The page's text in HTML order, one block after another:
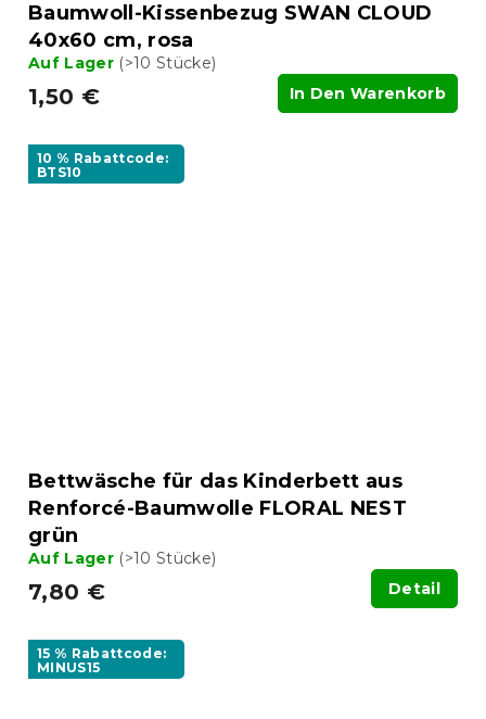
Baumwoll-Kissenbezug SWAN CLOUD
40x60 cm, rosa
Auf Lager (>10 Stücke)
1,50 € In Den Warenkorb
10 % Rabattcode:
BTS10
Bettwäsche für das Kinderbett aus
Renforcé-Baumwolle FLORAL NEST
grün
Auf Lager (>10 Stücke)
7,80 € Detail
15 % Rabattcode:
MINUS15